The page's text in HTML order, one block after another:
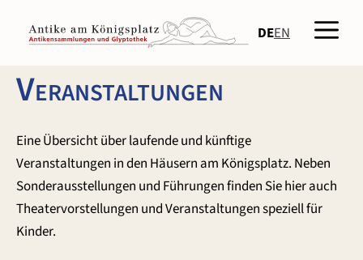
Inhalt
springen
DEEN
Veranstaltungen
Eine Übersicht über laufende und künftige
Veranstaltungen in den Häusern am Königsplatz. Neben
Sonderausstellungen und Führungen finden Sie hier auch
Theatervorstellungen und Veranstaltungen speziell für
Kinder.